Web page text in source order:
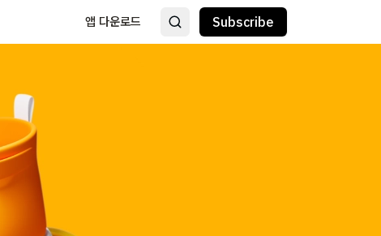
앱 다운로드 Subscribe